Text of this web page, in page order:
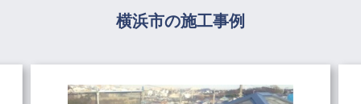
横浜市の施工事例